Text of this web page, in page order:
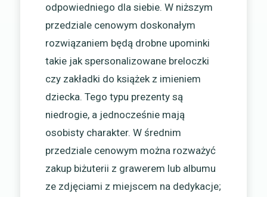
odpowiedniego dla siebie. W niższym
przedziale cenowym doskonałym
rozwiązaniem będą drobne upominki
takie jak spersonalizowane breloczki
czy zakładki do książek z imieniem
dziecka. Tego typu prezenty są
niedrogie, a jednocześnie mają
osobisty charakter. W średnim
przedziale cenowym można rozważyć
zakup biżuterii z grawerem lub albumu
ze zdjęciami z miejscem na dedykacje;